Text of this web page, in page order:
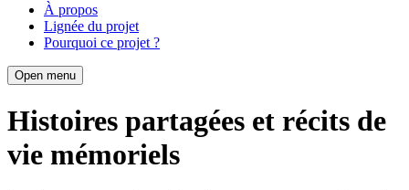
À propos
Lignée du projet
Pourquoi ce projet ?
Open menu
Histoires partagées et récits de
vie mémoriels